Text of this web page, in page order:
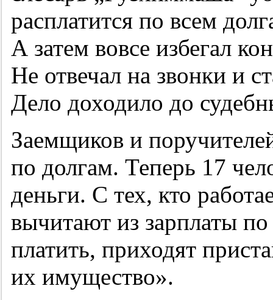
расплатится по всем
А затем вовсе избегал
Не отвечал на звонки и
Дело доходило до
Заемщиков и
по долгам. Теперь 17
деньги. С тех, кто
вычитают из зарплаты
платить, приходят
их имущество».